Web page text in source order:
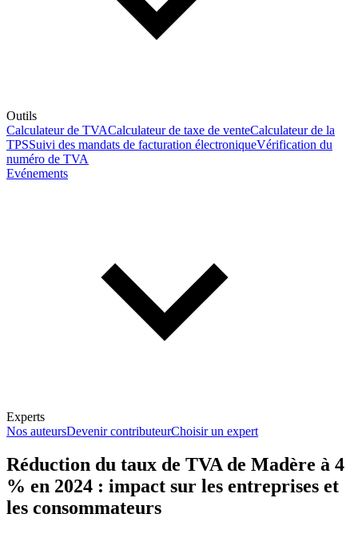
Outils
Calculateur de TVACalculateur de taxe de venteCalculateur de la
TPSSuivi des mandats de facturation électroniqueVérification du
numéro de TVA
Evénements
Experts
Nos auteursDevenir contributeurChoisir un expert
En savoir plus sur la fiscalité
Réduction du taux de TVA de Madère à 4
% en 2024 : impact sur les entreprises et
les consommateurs